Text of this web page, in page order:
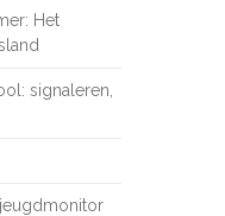
Het
signaleren,